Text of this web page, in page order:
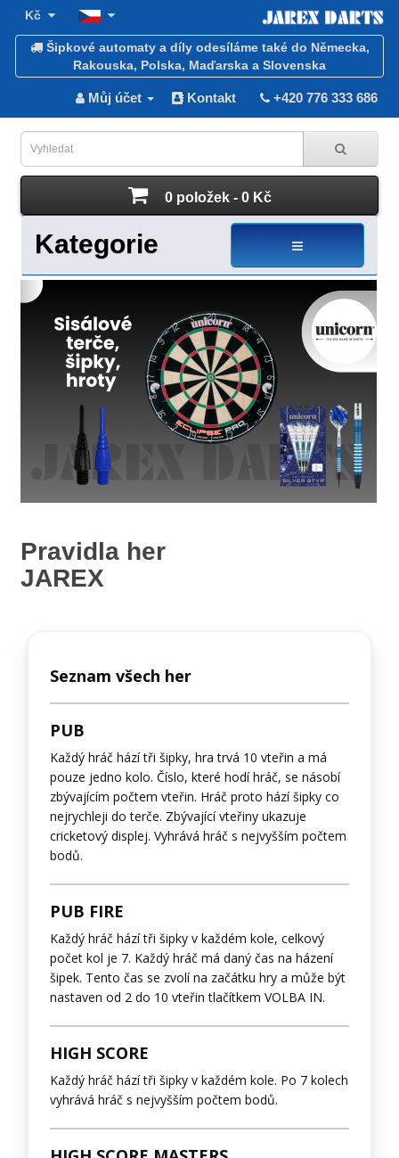
Kč
Šipkové automaty a díly odesíláme také do Německa,
Rakouska, Polska, Maďarska a Slovenska
Můj účet Kontakt +420 776 333 686
0 položek - 0 Kč
Kategorie
Pravidla her
JAREX
Seznam všech her
PUB
Každý hráč hází tři šipky, hra trvá 10 vteřin a má
pouze jedno kolo. Číslo, které hodí hráč, se násobí
zbývajícím počtem vteřin. Hráč proto hází šipky co
nejrychleji do terče. Zbývající vteřiny ukazuje
cricketový displej. Vyhrává hráč s nejvyšším počtem
bodů.
PUB FIRE
Každý hráč hází tři šipky v každém kole, celkový
počet kol je 7. Každý hráč má daný čas na házení
šipek. Tento čas se zvolí na začátku hry a může být
nastaven od 2 do 10 vteřin tlačítkem VOLBA IN.
HIGH SCORE
Každý hráč hází tři šipky v každém kole. Po 7 kolech
vyhrává hráč s nejvyšším počtem bodů.